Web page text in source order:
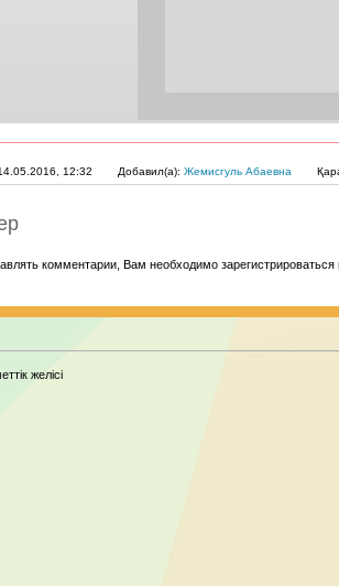
12:32 Добавил(а): Жемисгуль Абаевна
комментарии, Вам необходимо зарегистрироваться
желісі